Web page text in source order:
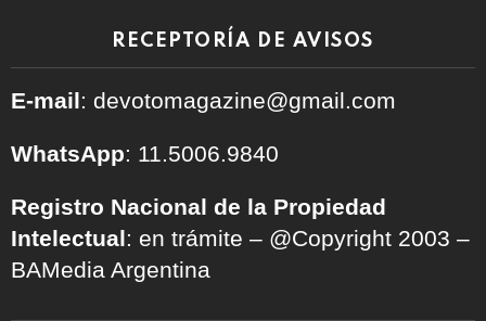
RECEPTORÍA DE AVISOS
E-mail: devotomagazine@gmail.com
WhatsApp: 11.5006.9840
Registro Nacional de la Propiedad
Intelectual: en trámite – @Copyright 2003 –
BAMedia Argentina